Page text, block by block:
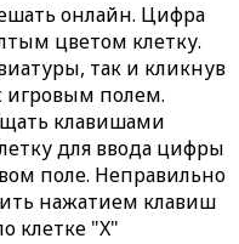
онлайн. Цифра
цветом клетку.
так и кликнув
игровым полем.
клавишами
для ввода цифры
поле. Неправильно
нажатием клавиш
клетке "X"